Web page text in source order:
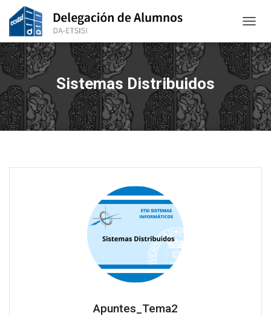
Sistemas Distribuidos
Apuntes_Tema2